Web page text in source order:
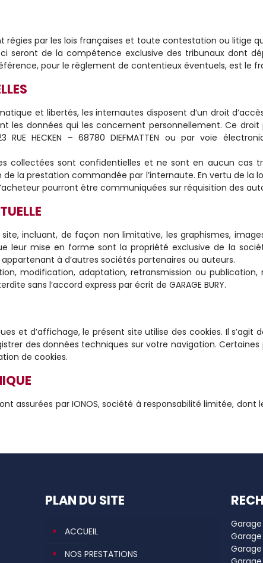
régies par les lois françaises et toute contestation ou litige
seront de la compétence exclusive des tribunaux dont
référence, pour le règlement de contentieux éventuels, est le
et libertés, les internautes disposent d’un droit
les données qui les concernent personnellement. Ce
RUE HECKEN – 68780 DIEFMATTEN ou par voie
collectées sont confidentielles et ne sont en aucun cas
la prestation commandée par l’internaute. En vertu de la
pourront être communiquées sur réquisition des
incluant, de façon non limitative, les graphismes,
leur mise en forme sont la propriété exclusive de la société
à d’autres sociétés partenaires ou auteurs.
modification, adaptation, retransmission ou
sans l’accord express par écrit de GARAGE BURY.
et d’affichage, le présent site utilise des cookies. Il
des données techniques sur votre navigation.
de cookies.
assurées par IONOS, société à responsabilité limitée, dont
PLAN DU SITE
ACCUEIL
NOS PRESTATIONS